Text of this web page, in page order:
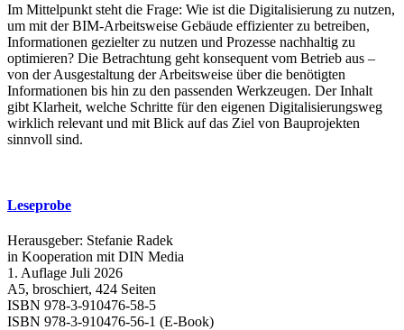
Im Mittelpunkt steht die Frage: Wie ist die Digitalisierung zu nutzen,
um mit der BIM-Arbeitsweise Gebäude effizienter zu betreiben,
Informationen gezielter zu nutzen und Prozesse nachhaltig zu
optimieren? Die Betrachtung geht konsequent vom Betrieb aus –
von der Ausgestaltung der Arbeitsweise über die benötigten
Informationen bis hin zu den passenden Werkzeugen. Der Inhalt
gibt Klarheit, welche Schritte für den eigenen Digitalisierungsweg
wirklich relevant und mit Blick auf das Ziel von Bauprojekten
sinnvoll sind.
Leseprobe
Herausgeber: Stefanie Radek
in Kooperation mit DIN Media
1. Auflage Juli 2026
A5, broschiert, 424 Seiten
ISBN 978-3-910476-58-5
ISBN 978-3-910476-56-1 (E-Book)